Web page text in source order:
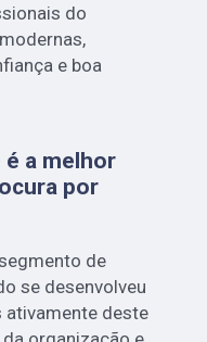
do
e boa
é a melhor
por
de
se desenvolveu
ativamente deste